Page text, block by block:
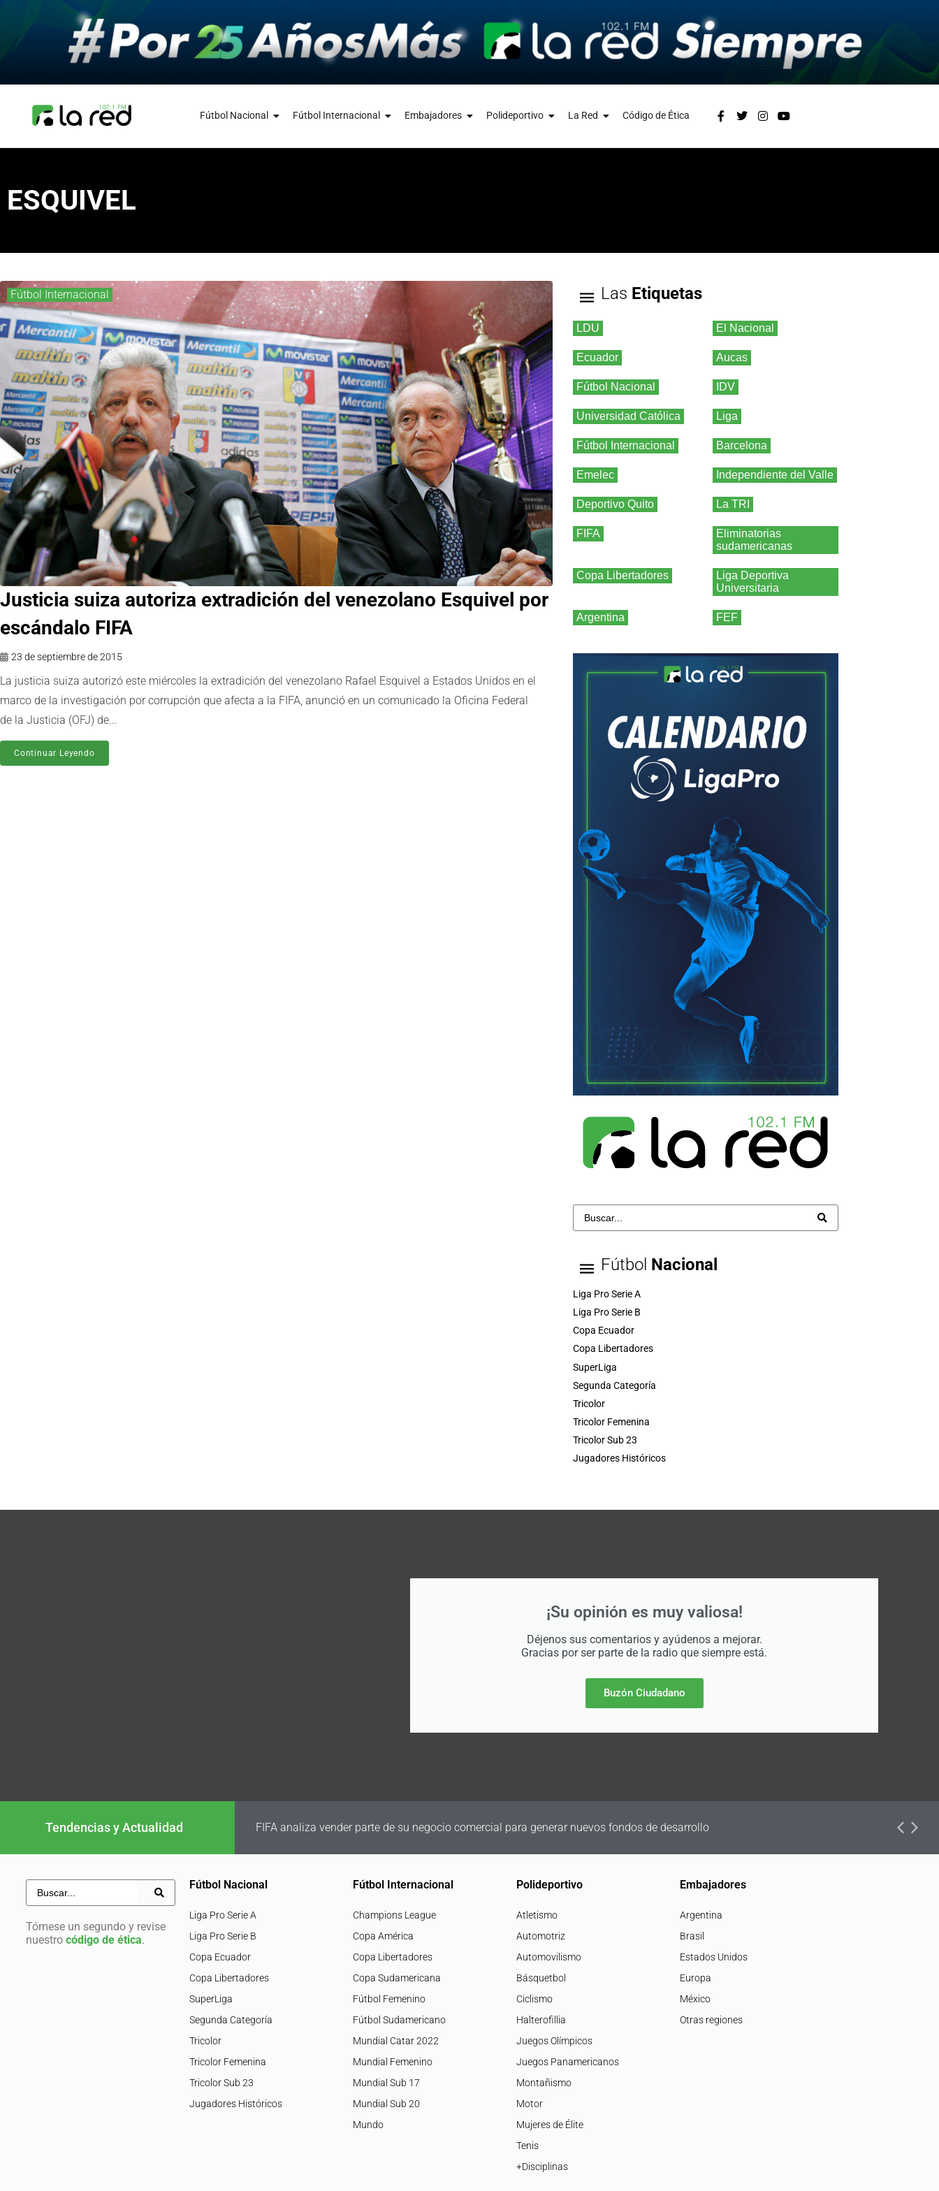
Fútbol Nacional Fútbol Internacional Embajadores Polideportivo La Red Código de Ética
ESQUIVEL
Fútbol Internacional
Justicia suiza autoriza extradición del venezolano Esquivel por
escándalo FIFA
23 de septiembre de 2015
La justicia suiza autorizó este miércoles la extradición del venezolano Rafael Esquivel a Estados Unidos en el
marco de la investigación por corrupción que afecta a la FIFA, anunció en un comunicado la Oficina Federal
de la Justicia (OFJ) de...
Continuar Leyendo
Las Etiquetas
LDU El Nacional
Ecuador Aucas
Fútbol Nacional IDV
Universidad Católica Liga
Fútbol Internacional Barcelona
Emelec Independiente del Valle
Deportivo Quito La TRI
FIFA
Eliminatorias
sudamericanas
Copa Libertadores
Liga Deportiva
Universitaria
Argentina FEF
Fútbol Nacional
Liga Pro Serie A
Liga Pro Serie B
Copa Ecuador
Copa Libertadores
SuperLiga
Segunda Categoría
Tricolor
Tricolor Femenina
Tricolor Sub 23
Jugadores Históricos
¡Su opinión es muy valiosa!
Déjenos sus comentarios y ayúdenos a mejorar.
Gracias por ser parte de la radio que siempre está.
Buzón Ciudadano
Tendencias y Actualidad FIFA analiza vender parte de su negocio comercial para generar nuevos fondos de desarrollo
Tómese un segundo y revise
nuestro código de ética.
Fútbol Nacional
Liga Pro Serie A
Liga Pro Serie B
Copa Ecuador
Copa Libertadores
SuperLiga
Segunda Categoría
Tricolor
Tricolor Femenina
Tricolor Sub 23
Jugadores Históricos
Fútbol Internacional
Champions League
Copa América
Copa Libertadores
Copa Sudamericana
Fútbol Femenino
Fútbol Sudamericano
Mundial Catar 2022
Mundial Femenino
Mundial Sub 17
Mundial Sub 20
Mundo
Polideportivo
Atletismo
Automotriz
Automovilismo
Básquetbol
Ciclismo
Halterofillia
Juegos Olímpicos
Juegos Panamericanos
Montañismo
Motor
Mujeres de Élite
Tenis
+Disciplinas
Embajadores
Argentina
Brasil
Estados Unidos
Europa
México
Otras regiones